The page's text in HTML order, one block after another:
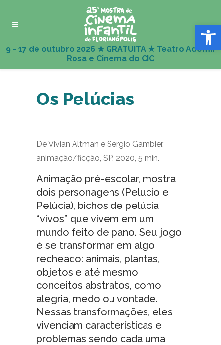
Abrir
Os Pelúcias
De Vivian Altman e Sergio Gambier,
animação/ficção, SP, 2020, 5 min.
Animação pré-escolar, mostra
dois personagens (Pelucio e
Pelúcia), bichos de pelúcia
“vivos” que vivem em um
mundo feito de pano. Seu jogo
é se transformar em algo
recheado: animais, plantas,
objetos e até mesmo
conceitos abstratos, como
alegria, medo ou vontade.
Nessas transformações, eles
vivenciam características e
problemas sendo cada uma